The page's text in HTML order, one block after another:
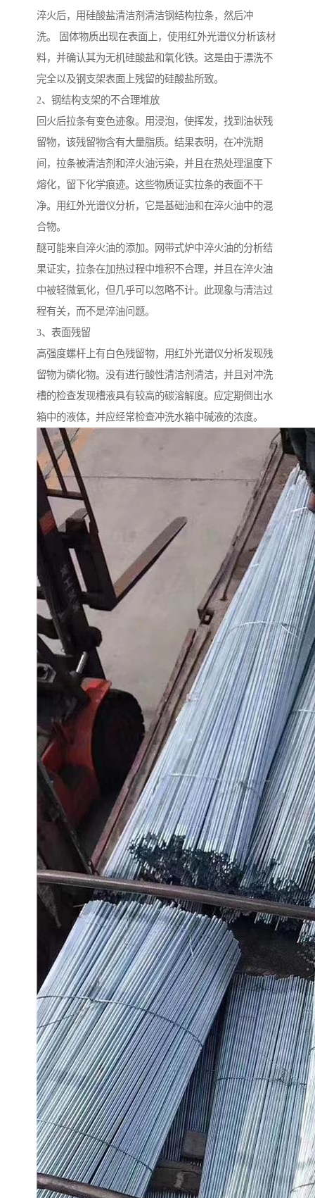
淬火后，用硅酸盐清洁剂清洁钢结构拉条，然后冲
洗。 固体物质出现在表面上，使用红外光谱仪分析该材
料，并确认其为无机硅酸盐和氧化铁。这是由于漂洗不
完全以及钢支架表面上残留的硅酸盐所致。
2、钢结构支架的不合理堆放
回火后拉条有变色迹象。用浸泡，使挥发，找到油状残
留物，该残留物含有大量脂质。结果表明，在冲洗期
间，拉条被清洁剂和淬火油污染，并且在热处理温度下
熔化，留下化学痕迹。这些物质证实拉条的表面不干
净。用红外光谱仪分析，它是基础油和在淬火油中的混
合物。
醚可能来自淬火油的添加。网带式炉中淬火油的分析结
果证实，拉条在加热过程中堆积不合理，并且在淬火油
中被轻微氧化，但几乎可以忽略不计。此现象与清洁过
程有关，而不是淬油问题。
3、表面残留
高强度螺杆上有白色残留物，用红外光谱仪分析发现残
留物为磷化物。没有进行酸性清洁剂清洁，并且对冲洗
槽的检查发现槽液具有较高的碳溶解度。应定期倒出水
箱中的液体，并应经常检查冲洗水箱中碱液的浓度。